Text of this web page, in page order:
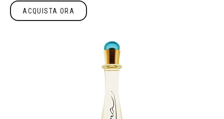
Acquista ora
ACQUISTA ORA